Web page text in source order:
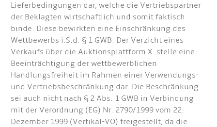
Lieferbedingungen dar, welche die Vertriebspartner
der Beklagten wirtschaftlich und somit faktisch
binde. Diese bewirkten eine Einschränkung des
Wettbewerbs i.S.d. § 1 GWB. Der Verzicht eines
Verkaufs über die Auktionsplattform X. stelle eine
Beeinträchtigung der wettbewerblichen
Handlungsfreiheit im Rahmen einer Verwendungs-
und Vertriebsbeschränkung dar. Die Beschränkung
sei auch nicht nach § 2 Abs. 1 GWB in Verbindung
mit der Verordnung (EG) Nr. 2790/1999 vom 22.
Dezember 1999 (Vertikal-VO) freigestellt, da die